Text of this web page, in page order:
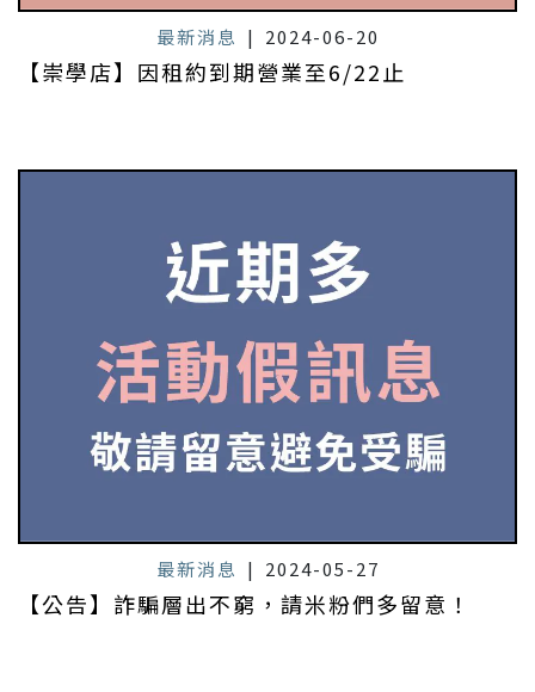
最新消息 | 2024-06-20
【崇學店】因租約到期營業至6/22止
最新消息 | 2024-05-27
【公告】詐騙層出不窮，請米粉們多留意！